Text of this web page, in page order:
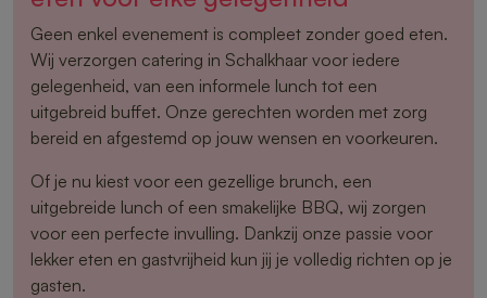
Geen enkel evenement is compleet zonder goed eten.
Wij verzorgen catering in Schalkhaar voor iedere
gelegenheid, van een informele lunch tot een
uitgebreid buffet. Onze gerechten worden met zorg
bereid en afgestemd op jouw wensen en voorkeuren.
Of je nu kiest voor een gezellige brunch, een
uitgebreide lunch of een smakelijke BBQ, wij zorgen
voor een perfecte invulling. Dankzij onze passie voor
lekker eten en gastvrijheid kun jij je volledig richten op je
gasten.